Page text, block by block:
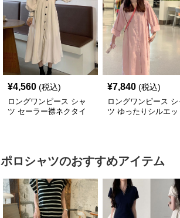
¥4,560 (税込)
ロングワンピース シャ
ツ セーラー襟ネクタイ
¥7,840 (税込)
ロングワンピース シ
ツ ゆったりシルエッ
ポロシャツのおすすめアイテム